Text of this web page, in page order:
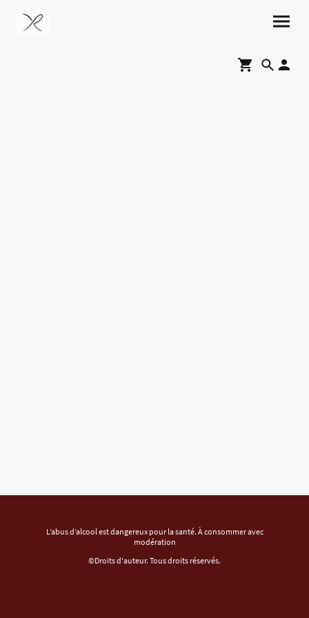
L’abus d’alcool est dangereux pour la santé. À consommer avec
modération
©Droits d'auteur. Tous droits réservés.